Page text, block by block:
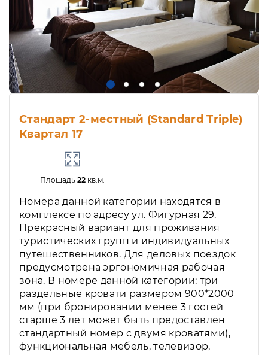
Стандарт 2-местный (Standard Triple)
Квартал 17
Площадь 22кв.м.
Номера данной категории находятся в
комплексе по адресу ул. Фигурная 29.
Прекрасный вариант для проживания
туристических групп и индивидуальных
путешественников. Для деловых поездок
предусмотрена эргономичная рабочая
зона. В номере данной категории: три
раздельные кровати размером 900*2000
мм (при бронировании менее 3 гостей
старше 3 лет может быть предоставлен
стандартный номер с двумя кроватями),
функциональная мебель, телевизор,